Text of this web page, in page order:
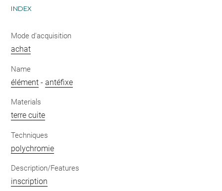
INDEX
Mode d'acquisition
achat
Name
élément -antéfixe
Materials
terre cuite
Techniques
polychromie
Description/Features
inscription